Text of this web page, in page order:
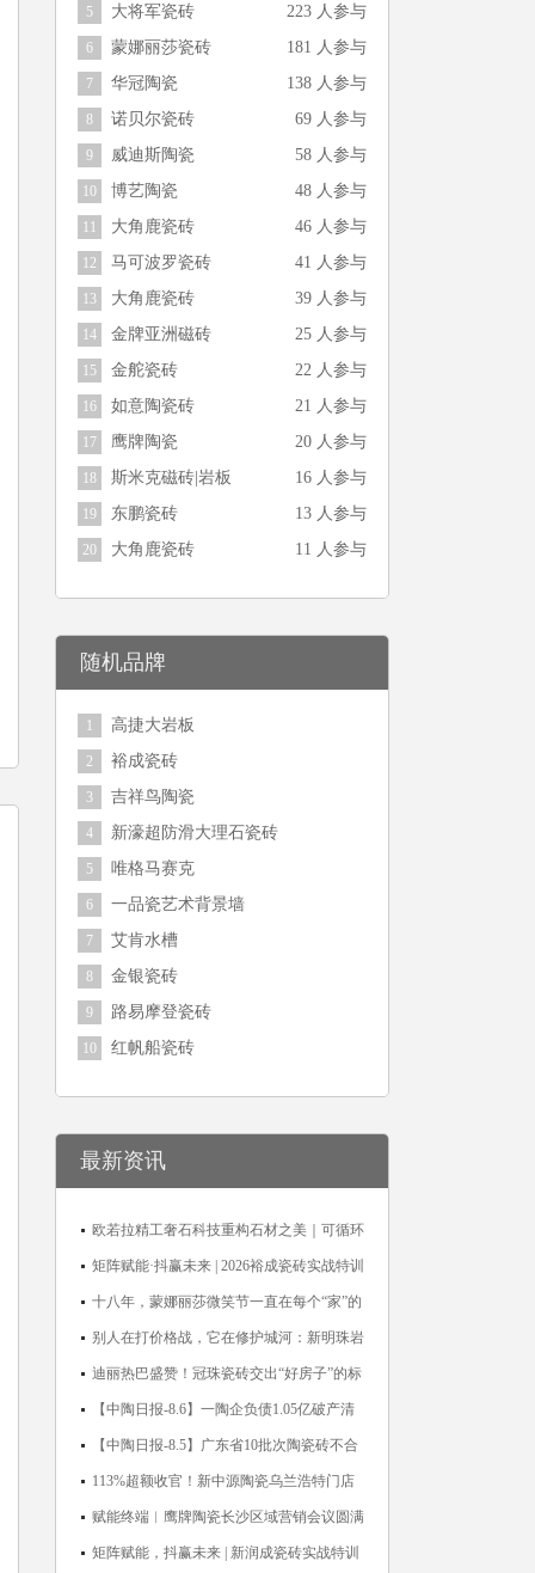
5 大将军瓷砖 223 人参与
6 蒙娜丽莎瓷砖 181 人参与
7 华冠陶瓷 138 人参与
8 诺贝尔瓷砖 69 人参与
9 威迪斯陶瓷 58 人参与
10 博艺陶瓷 48 人参与
11 大角鹿瓷砖 46 人参与
12 马可波罗瓷砖 41 人参与
13 大角鹿瓷砖 39 人参与
14 金牌亚洲磁砖 25 人参与
15 金舵瓷砖 22 人参与
16 如意陶瓷砖 21 人参与
17 鹰牌陶瓷 20 人参与
18 斯米克磁砖|岩板 16 人参与
19 东鹏瓷砖 13 人参与
20 大角鹿瓷砖 11 人参与
随机品牌
1 高捷大岩板
2 裕成瓷砖
3 吉祥鸟陶瓷
4 新濠超防滑大理石瓷砖
5 唯格马赛克
6 一品瓷艺术背景墙
7 艾肯水槽
8 金银瓷砖
9 路易摩登瓷砖
10 红帆船瓷砖
最新资讯
欧若拉精工奢石科技重构石材之美｜可循环
高纯度微晶，重新定义高端奢石原料
矩阵赋能·抖赢未来 | 2026裕成瓷砖实战特训
营圆满收官
十八年，蒙娜丽莎微笑节一直在每个“家”的
故事里
别人在打价格战，它在修护城河：新明珠岩
板的逆势密码
迪丽热巴盛赞！冠珠瓷砖交出“好房子”的标
准答卷
【中陶日报-8.6】一陶企负债1.05亿破产清
算；东鹏拟延长基金投资期限；工信部开展
建陶行业能效领跑者企业推荐工作
【中陶日报-8.5】广东省10批次陶瓷砖不合
格；科达购买特福国际股份申请未通过；蒙
娜丽莎5千万回购股份；建霖家居海外产能
突破18亿元
113%超额收官！新中源陶瓷乌兰浩特门店
周年活动圆满落幕
赋能终端︱鹰牌陶瓷长沙区域营销会议圆满
举行，共探渠道拓展与门店升级新路径
矩阵赋能，抖赢未来 | 新润成瓷砖实战特训